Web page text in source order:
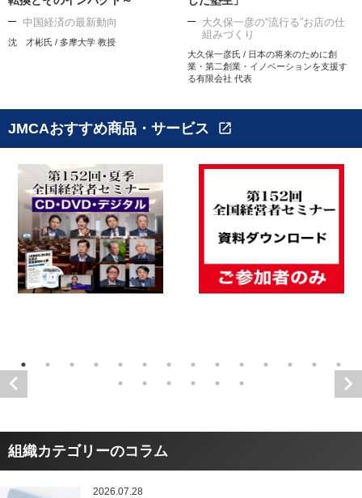
中国経済の最新動向
沈 才彬氏 / 多摩大学 教授
大久保一彦の“流行る”お店の仕
組みづくり
大久保一彦氏 / 日本の将来のために創
業・第二創業・イノベーションを支援す
る有限会社 代表
JMCAおすすめ商品・サービス open_in_new
組織カテゴリーのコラム
2026.07.28